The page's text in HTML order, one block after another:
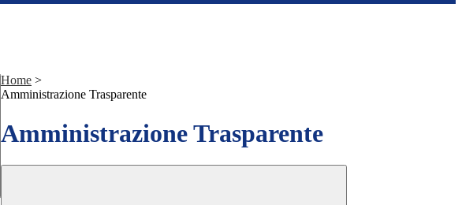
Home >
Amministrazione Trasparente
Amministrazione Trasparente